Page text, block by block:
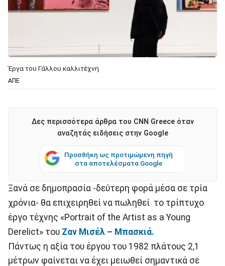
Έργα του Γάλλου καλλιτέχνη
ΑΠΕ
Δες περισσότερα άρθρα του CNN Greece όταν
αναζητάς ειδήσεις στην Google
Προσθήκη ως προτιμώμενη πηγή
στα αποτελέσματα Google
Ξανά σε δημοπρασία -δεύτερη φορά μέσα σε τρία
χρόνια- θα επιχειρηθεί να πωληθεί το τρίπτυχο
έργο τέχνης «Portrait of the Artist as a Young
Derelict» του Ζαν Μισέλ – Μπασκιά.
Πάντως η αξία του έργου του 1982 πλάτους 2,1
μέτρων φαίνεται να έχει μειωθεί σημαντικά σε